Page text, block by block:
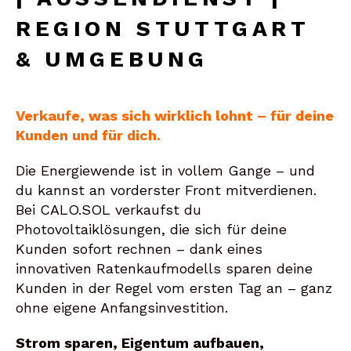
EGION STUTTGART &
UMGEBUNG
Verkaufe, was sich wirklich lohnt – für deine
Kunden und für dich.
Die Energiewende ist in vollem Gange – und
du kannst an vorderster Front mitverdienen.
Bei CALO.SOL verkaufst du
Photovoltaiklösungen, die sich für deine
Kunden sofort rechnen – dank eines
innovativen Ratenkaufmodells sparen deine
Kunden in der Regel vom ersten Tag an – ganz
ohne eigene Anfangsinvestition.
Strom sparen, Eigentum aufbauen,